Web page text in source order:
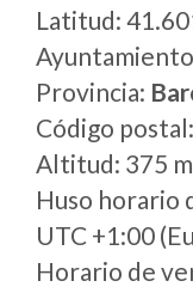
Latitud:
Provincia:
Código postal:
Altitud: 375
Huso horario
UTC +1:00
Horario de